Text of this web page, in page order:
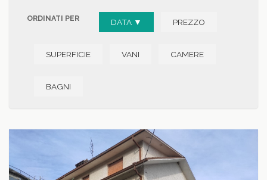
ORDINATI PER DATA ▼ PREZZO
SUPERFICIE VANI CAMERE
BAGNI